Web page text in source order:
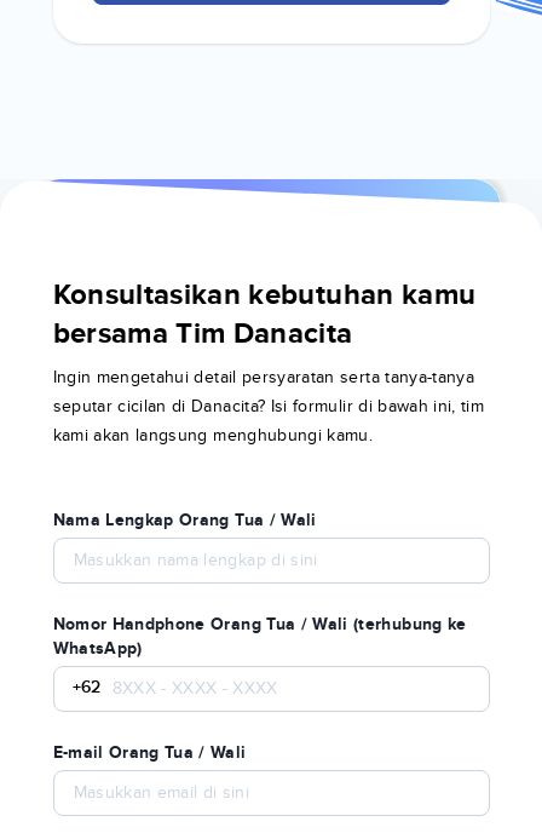
Konsultasikan kebutuhan kamu
bersama Tim Danacita
Ingin mengetahui detail persyaratan serta tanya-tanya
seputar cicilan di Danacita? Isi formulir di bawah ini, tim
kami akan langsung menghubungi kamu.
Nama Lengkap Orang Tua / Wali
Nomor Handphone Orang Tua / Wali (terhubung ke
WhatsApp)
+62
E-mail Orang Tua / Wali